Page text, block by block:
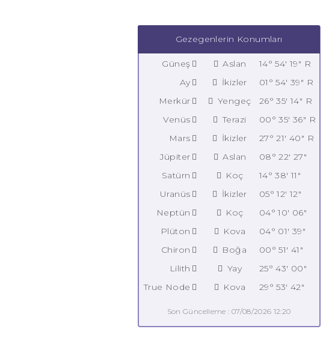
Gezegenlerin Konumları
Güneş Aslan
14° 54' 19" R
Ay
İkizler
01° 54' 39" R
Merkür
Yengeç
26° 35' 14" R
Venüs
Terazi
00° 35' 36" R
Mars
İkizler
27° 21' 40" R
Jüpiter
Aslan
08° 22' 27"
Satürn
Koç
14° 38' 11"
Uranüs
İkizler
05° 12' 12"
Neptün
Koç
04° 10' 06"
Plüton
Kova
04° 01' 39"
Chiron
Boğa
00° 51' 41"
Lilith
Yay
25° 43' 00"
True Node
Kova 29° 53' 42"
Son Güncelleme : 07/08/2026 12:20